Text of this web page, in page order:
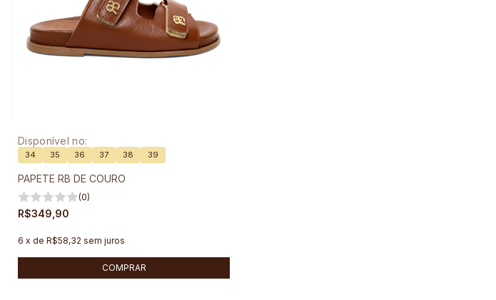
Disponível no:
34 35 36 37 38 39
PAPETE RB DE COURO
(0)
R$349,90
6 x de R$58,32 sem juros
COMPRAR